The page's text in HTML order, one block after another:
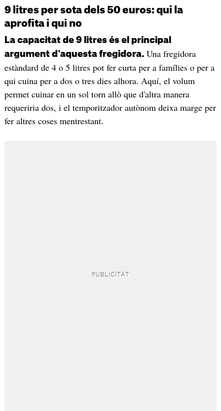
9 litres per sota dels 50 euros: qui la
aprofita i qui no
La capacitat de 9 litres és el principal
argument d'aquesta fregidora. Una fregidora
estàndard de 4 o 5 litres pot fer curta per a famílies o per a
qui cuina per a dos o tres dies alhora. Aquí, el volum
permet cuinar en un sol torn allò que d'altra manera
requeriria dos, i el temporitzador autònom deixa marge per
fer altres coses mentrestant.